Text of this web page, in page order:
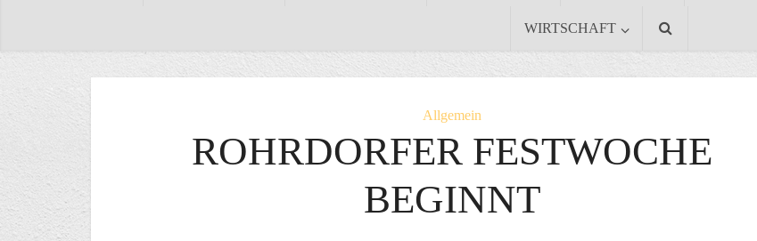
WIRTSCHAFT
Allgemein
ROHRDORFER FESTWOCHE
BEGINNT